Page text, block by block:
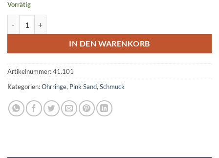
Vorrätig
IN DEN WARENKORB
Artikelnummer:41.101
Kategorien:Ohrringe, Pink Sand, Schmuck